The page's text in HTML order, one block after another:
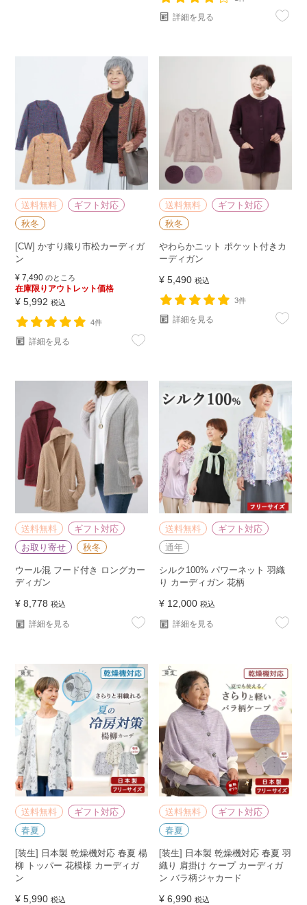
詳細を見る
送料無料
ギフト対応
秋冬
[CW] かすり織り市松カーディガ
ン
¥ 7,490 のところ
在庫限りアウトレット価格
¥ 5,992 税込
4件
詳細を見る
送料無料
ギフト対応
秋冬
やわらかニット ポケット付きカ
ーディガン
¥ 5,490 税込
3件
詳細を見る
送料無料
ギフト対応
お取り寄せ
秋冬
ウール混 フード付き ロングカー
ディガン
¥ 8,778 税込
詳細を見る
送料無料
ギフト対応
通年
シルク100% パワーネット 羽織
り カーディガン 花柄
¥ 12,000 税込
詳細を見る
送料無料
ギフト対応
春夏
[装生] 日本製 乾燥機対応 春夏 楊
柳 トッパー 花模様 カーディガ
ン
¥ 5,990 税込
送料無料
ギフト対応
春夏
[装生] 日本製 乾燥機対応 春夏 羽
織り 肩掛け ケープ カーディガ
ン バラ柄ジャカード
¥ 6,990 税込